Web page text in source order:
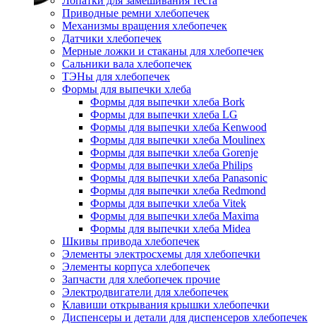
Приводные ремни хлебопечек
Механизмы вращения хлебопечек
Датчики хлебопечек
Мерные ложки и стаканы для хлебопечек
Сальники вала хлебопечек
ТЭНы для хлебопечек
Формы для выпечки хлеба
Формы для выпечки хлеба Bork
Формы для выпечки хлеба LG
Формы для выпечки хлеба Kenwood
Формы для выпечки хлеба Moulinex
Формы для выпечки хлеба Gorenje
Формы для выпечки хлеба Philips
Формы для выпечки хлеба Panasonic
Формы для выпечки хлеба Redmond
Формы для выпечки хлеба Vitek
Формы для выпечки хлеба Maxima
Формы для выпечки хлеба Midea
Шкивы привода хлебопечек
Элементы электросхемы для хлебопечки
Элементы корпуса хлебопечек
Запчасти для хлебопечек прочие
Электродвигатели для хлебопечек
Клавиши открывания крышки хлебопечки
Диспенсеры и детали для диспенсеров хлебопечек